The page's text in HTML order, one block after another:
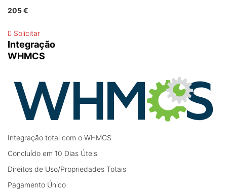
205 €
Solicitar
Integração
WHMCS
Integração total com o WHMCS
Concluído em 10 Dias Úteis
Direitos de Uso/Propriedades Totais
Pagamento Único